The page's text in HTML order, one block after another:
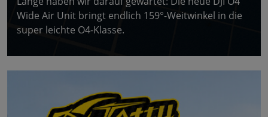
Wide Air Unit bringt endlich 159°-Weitwinkel in die
super leichte O4-Klasse.